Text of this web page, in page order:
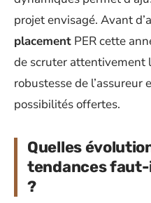
projet envisagé. Avant
placement PER cette
de scruter attentivement
robustesse de l’assureur
possibilités offertes.
Quelles
tendances
?